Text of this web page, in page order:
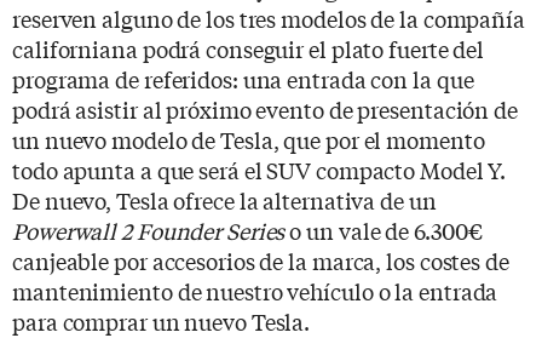
reserven alguno de los tres modelos de la compañía
californiana podrá conseguir el plato fuerte del
programa de referidos: una entrada con la que
podrá asistir al próximo evento de presentación de
un nuevo modelo de Tesla, que por el momento
todo apunta a que será el SUV compacto Model Y.
De nuevo, Tesla ofrece la alternativa de un
Powerwall 2 Founder Serieso un vale de 6.300€
canjeable por accesorios de la marca, los costes de
mantenimiento de nuestro vehículo o la entrada
para comprar un nuevo Tesla.